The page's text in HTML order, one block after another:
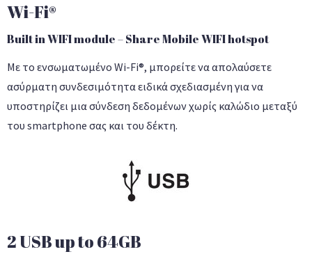
Wi-Fi®
Built in WIFI module – Share Mobile WIFI hotspot
Με το ενσωματωμένο Wi-Fi®, μπορείτε να απολαύσετε
ασύρματη συνδεσιμότητα ειδικά σχεδιασμένη για να
υποστηρίζει μια σύνδεση δεδομένων χωρίς καλώδιο μεταξύ
του smartphone σας και του δέκτη.
2 USB up to 64GB